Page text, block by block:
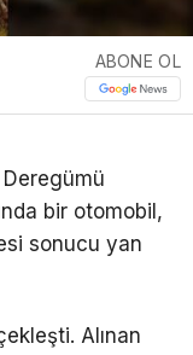
ABONE OL
Deregümü
bir otomobil,
sonucu yan
Alınan